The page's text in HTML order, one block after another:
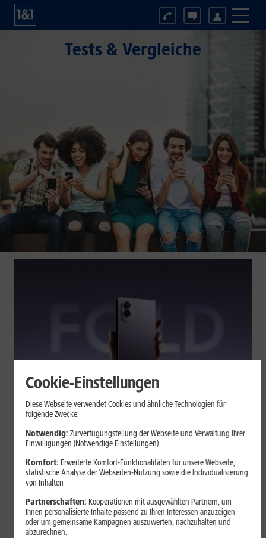
Tests & Vergleiche
Tests & Vergleiche
Galaxy Z Fold7 oder Fold8: Was
sich beim neuen Foldable geändert
Kompakteres Format, neuer Chip, größerer Akku: Das Galaxy Z
Fold8 setzt andere Schwerpunkte als sein Vorgänger. Wir
zeigen, was Samsung verändert hat, welche Neuerungen im
Alltag zählen und wo das Fold7 Vorteile behält.
Cookie-Einstellungen
Diese Webseite verwendet Cookies und ähnliche Technologien für
folgende Zwecke:
Notwendig: Zurverfügungstellung der Webseite und Verwaltung Ihrer
Einwilligungen (Notwendige Einstellungen)
Komfort: Erweiterte Komfort-Funktionalitäten für unsere Webseite,
statistische Analyse der Webseiten-Nutzung sowie die Individualisierung
von Inhalten
Partnerschaften: Kooperationen mit ausgewählten Partnern, um
Ihnen personalisierte Inhalte passend zu Ihren Interessen anzuzeigen
oder um gemeinsame Kampagnen auszuwerten, nachzuhalten und
abzurechnen.